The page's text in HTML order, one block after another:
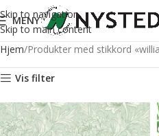
Skip to navigation
Skip to main content
MENY
Hjem Produkter med stikkord
Vis filter